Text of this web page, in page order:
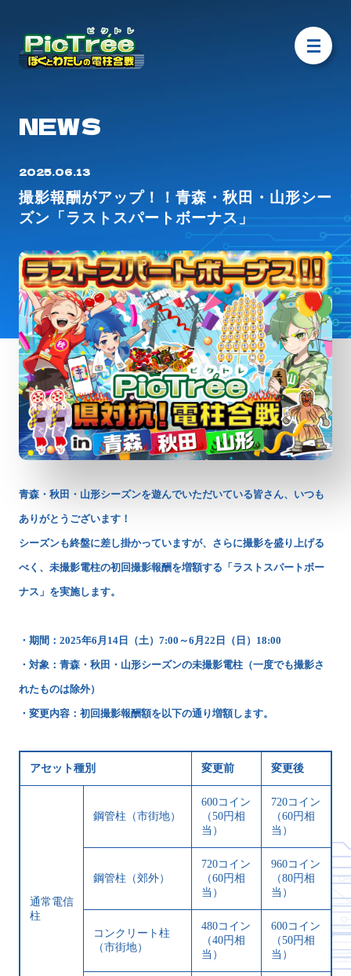
NEWS
2025.06.13
撮影報酬がアップ！！青森・秋田・山形シー
ズン「ラストスパートボーナス」
青森・秋田・山形シーズンを遊んでいただいている皆さん、いつも
ありがとうございます！
シーズンも終盤に差し掛かっていますが、さらに撮影を盛り上げる
べく、未撮影電柱の初回撮影報酬を増額する「ラストスパートボー
ナス」を実施します。
・期間：2025年6月14日（土）7:00～6月22日（日）18:00
・対象：青森・秋田・山形シーズンの未撮影電柱（一度でも撮影さ
れたものは除外）
・変更内容：初回撮影報酬額を以下の通り増額します。
アセット種別 変更前 変更後
通常電信
柱
鋼管柱（市街地）
600コイン
（50円相
当）
720コイン
（60円相
当）
鋼管柱（郊外）
720コイン
（60円相
当）
960コイン
（80円相
当）
コンクリート柱
（市街地）
480コイン
（40円相
当）
600コイン
（50円相
当）